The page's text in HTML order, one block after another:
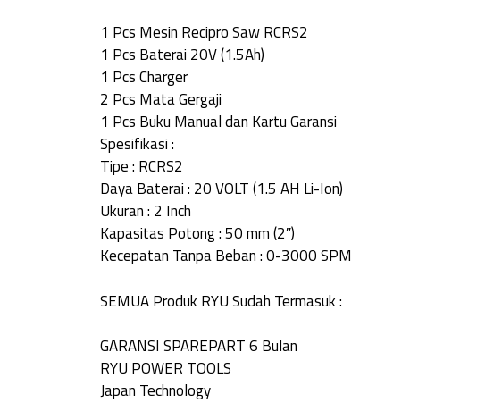
1 Pcs Mesin Recipro Saw RCRS2
1 Pcs Baterai 20V (1.5Ah)
1 Pcs Charger
2 Pcs Mata Gergaji
1 Pcs Buku Manual dan Kartu Garansi
Spesifikasi :
Tipe : RCRS2
Daya Baterai : 20 VOLT (1.5 AH Li-Ion)
Ukuran : 2 Inch
Kapasitas Potong : 50 mm (2″)
Kecepatan Tanpa Beban : 0-3000 SPM
SEMUA Produk RYU Sudah Termasuk :
GARANSI SPAREPART 6 Bulan
RYU POWER TOOLS
Japan Technology